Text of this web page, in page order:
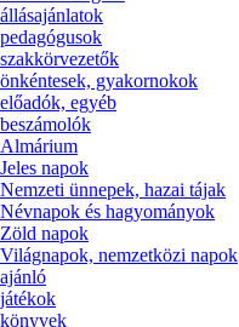
állásajánlatok
pedagógusok
szakkörvezetők
önkéntesek, gyakornokok
előadók, egyéb
beszámolók
Almárium
Jeles napok
Nemzeti ünnepek, hazai tájak
Névnapok és hagyományok
Zöld napok
Világnapok, nemzetközi napok
ajánló
játékok
könyvek